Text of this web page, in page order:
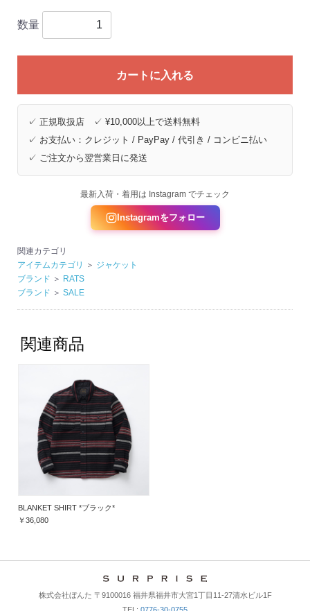
数量
カートに入れる
✓ 正規取扱店 ✓ ¥10,000以上で送料無料
✓ お支払い：クレジット / PayPay / 代引き / コンビニ払い
✓ ご注文から翌営業日に発送
最新入荷・着用は Instagram でチェック
Instagramをフォロー
関連カテゴリ
アイテムカテゴリ
＞ ジャケット
ブランド ＞ RATS
ブランド ＞ SALE
関連商品
BLANKET SHIRT *ブラック*
￥36,080
株式会社ぼんた 〒9100016 福井県福井市大宮1丁目11-27清水ビル1F